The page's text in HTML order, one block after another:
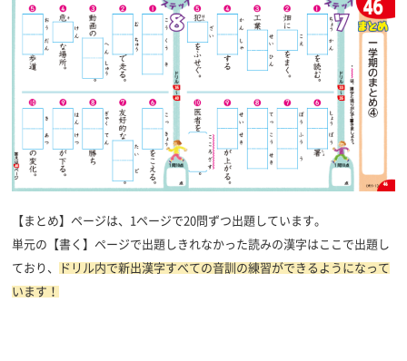
【まとめ】ページは、1ページで20問ずつ出題しています。
単元の【書く】ページで出題しきれなかった読みの漢字はここで出題し
ており、
ドリル内で新出漢字すべての音訓の練習ができるようになって
います！